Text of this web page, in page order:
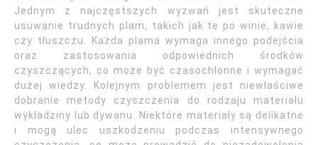
Jednym z najczęstszych wyzwań jest skuteczne
usuwanie trudnych plam, takich jak te po winie, kawie
czy tłuszczu. Każda plama wymaga innego podejścia
oraz zastosowania odpowiednich środków
czyszczących, co może być czasochłonne i wymagać
dużej wiedzy. Kolejnym problemem jest niewłaściwe
dobranie metody czyszczenia do rodzaju materiału
wykładziny lub dywanu. Niektóre materiały są delikatne
i mogą ulec uszkodzeniu podczas intensywnego